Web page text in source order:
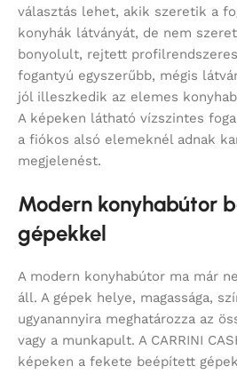
választás lehet, akik szeretik a
konyhák látványát, de nem
bonyolult, rejtett
fogantyú egyszerűbb, mégis
jól illeszkedik az elemes
A képeken látható vízszintes
a fiókos alsó elemeknél adnak
megjelenést.
Modern konyhabútor
gépekkel
A modern konyhabútor ma már
áll. A gépek helye, magassága,
ugyanannyira meghatározza az
vagy a munkapult. A CARRINI
képeken a fekete beépített